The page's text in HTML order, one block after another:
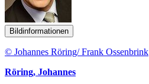
Bildinformationen
© Johannes Röring/ Frank Ossenbrink
Röring, Johannes